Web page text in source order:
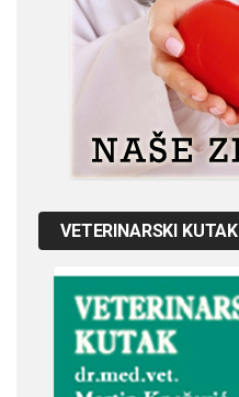
VETERINARSKI KUTAK